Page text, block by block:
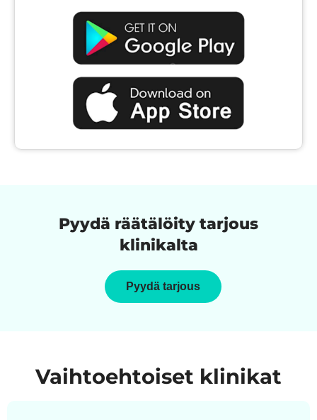
Pyydä räätälöity tarjous
klinikalta
Pyydä tarjous
Vaihtoehtoiset klinikat